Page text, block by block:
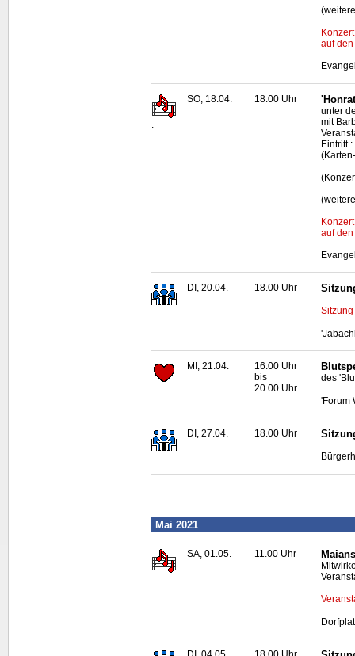
auf
SO, 18.04. 18.00 Uhr
unter
mit
Eintritt
auf
DI, 20.04. 18.00 Uhr
MI, 21.04.
16.00 Uhr
bis
20.00 Uhr
des
'Forum
DI, 27.04. 18.00 Uhr
Mai 2021
.
SA, 01.05. 11.00 Uhr